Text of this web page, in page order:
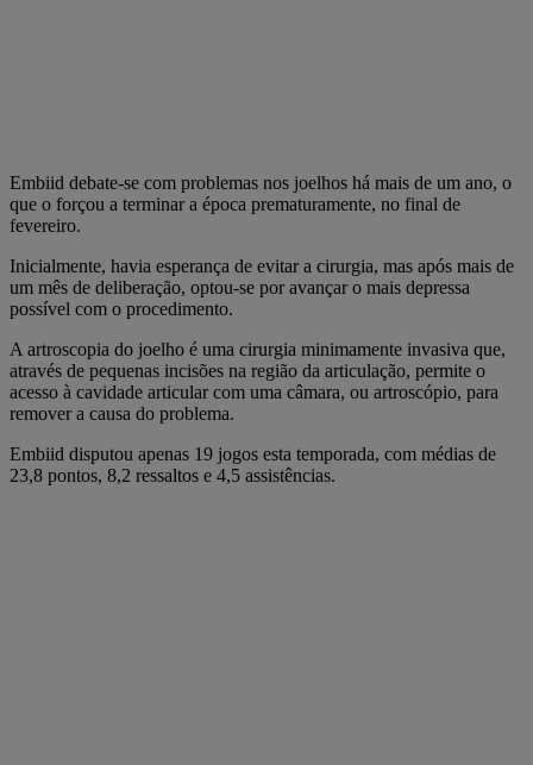
Embiid debate-se com problemas nos joelhos há mais de um ano, o
que o forçou a terminar a época prematuramente, no final de
fevereiro.
Inicialmente, havia esperança de evitar a cirurgia, mas após mais de
um mês de deliberação, optou-se por avançar o mais depressa
possível com o procedimento.
A artroscopia do joelho é uma cirurgia minimamente invasiva que,
através de pequenas incisões na região da articulação, permite o
acesso à cavidade articular com uma câmara, ou artroscópio, para
remover a causa do problema.
Embiid disputou apenas 19 jogos esta temporada, com médias de
23,8 pontos, 8,2 ressaltos e 4,5 assistências.